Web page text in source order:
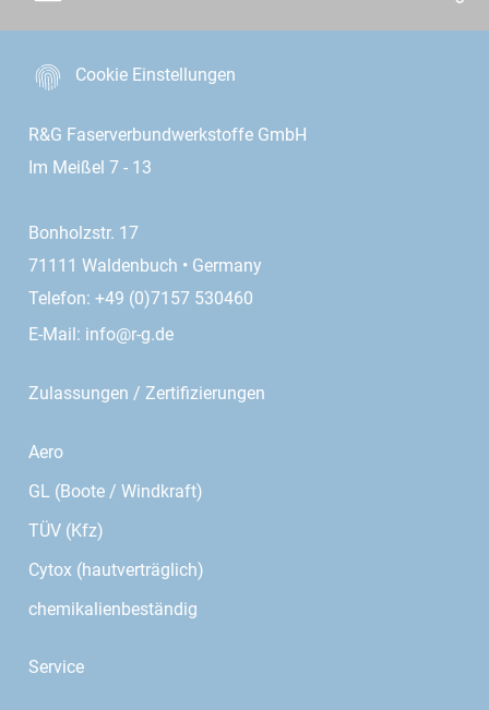
Cookie Einstellungen
R&G Faserverbundwerkstoffe GmbH
Im Meißel 7 - 13
Bonholzstr. 17
71111 Waldenbuch • Germany
Telefon: +49 (0)7157 530460
E-Mail: info@r-g.de
Zulassungen / Zertifizierungen
Aero
GL (Boote / Windkraft)
TÜV (Kfz)
Cytox (hautverträglich)
chemikalienbeständig
Service